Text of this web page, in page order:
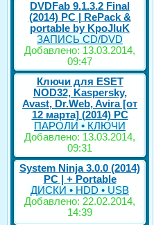
DVDFab 9.1.3.2 Final
(2014) PC | RePack &
portable by KpoJIuK
ЗАПИСЬ CD/DVD
Добавлено: 13.03.2014,
09:47
Ключи для ESET
NOD32, Kaspersky,
Avast, Dr.Web, Avira [от
12 марта] (2014) PC
ПАРОЛИ • КЛЮЧИ
Добавлено: 13.03.2014,
09:31
System Ninja 3.0.0 (2014)
РС | + Portable
ДИСКИ • HDD • USB
Добавлено: 22.02.2014,
14:39